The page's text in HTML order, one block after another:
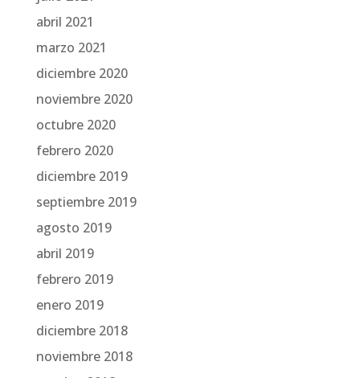
abril 2021
marzo 2021
diciembre 2020
noviembre 2020
octubre 2020
febrero 2020
diciembre 2019
septiembre 2019
agosto 2019
abril 2019
febrero 2019
enero 2019
diciembre 2018
noviembre 2018